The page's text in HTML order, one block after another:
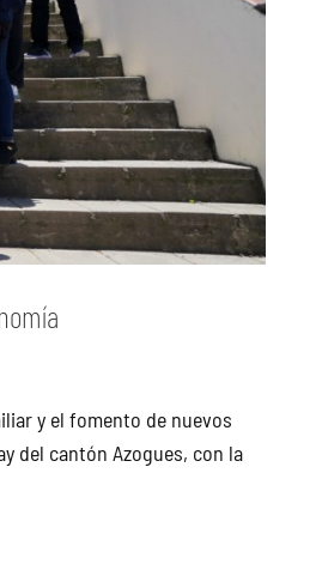
y el fomento de nuevos
del cantón Azogues, con la